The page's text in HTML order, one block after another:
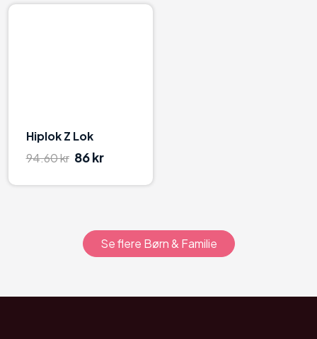
Hiplok Z Lok
94.60 kr 86 kr
Se flere Børn & Familie